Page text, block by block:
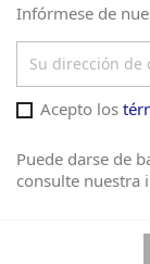
Infórmese de
Acepto los
Puede darse de
consulte nuestra